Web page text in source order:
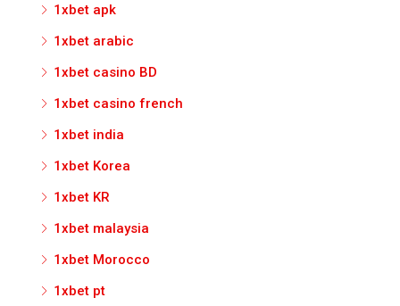
1xbet apk
1xbet arabic
1xbet casino BD
1xbet casino french
1xbet india
1xbet Korea
1xbet KR
1xbet malaysia
1xbet Morocco
1xbet pt